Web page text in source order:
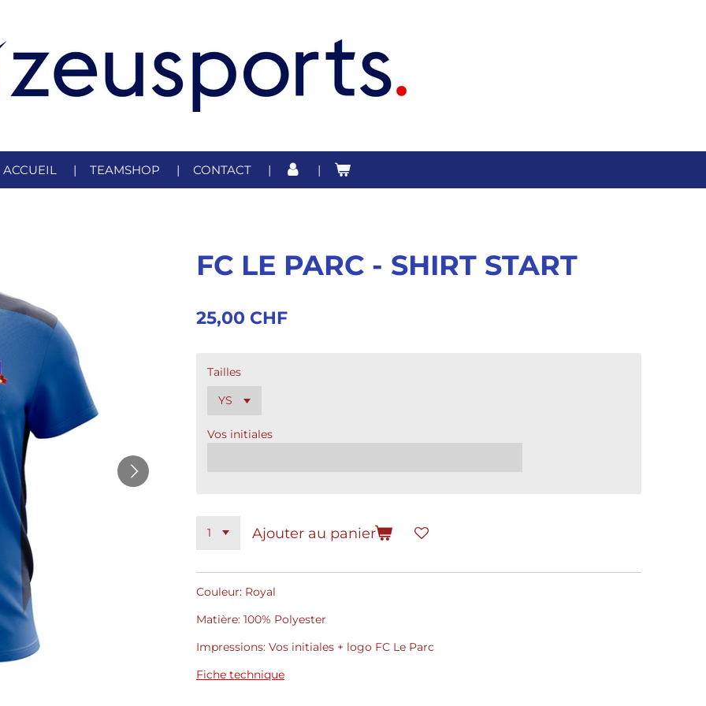
ACCUEIL TEAMSHOP CONTACT
FC LE PARC - SHIRT START
25,00 CHF
Tailles
Vos initiales
Ajouter au panier
Couleur: Royal
Matière: 100% Polyester
Impressions: Vos initiales + logo FC Le Parc
Fiche technique